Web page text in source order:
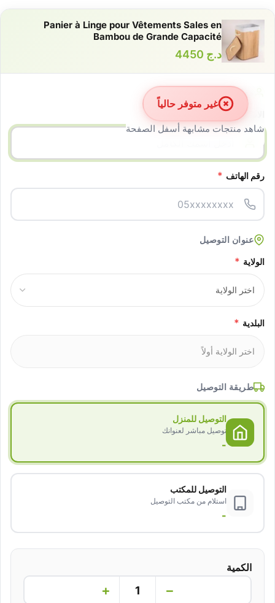
Panier à Linge pour Vêtements Sales en
Bambou de Grande Capacité
د.ج
غير متوفر حالياً
شاهد منتجات مشابهة أسفل الصفحة
معلومات الزبون
الاسم الكامل
رقم الهاتف *
عنوان التوصيل
الولاية *
البلدية *
طريقة التوصيل
التوصيل للمنزل
توصيل مباشر لعنوانك
-
التوصيل للمكتب
استلام من مكتب التوصيل
-
الكمية
−
+